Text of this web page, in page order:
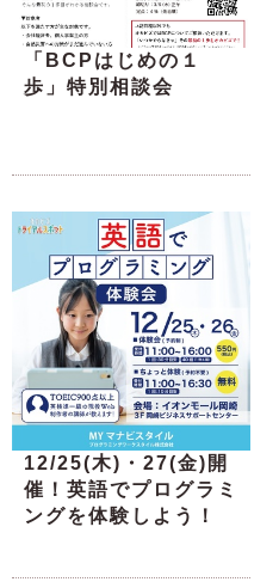
「BCPはじめの１
歩」特別相談会
12/25(木)・27(金)開
催！英語でプログラミ
ングを体験しよう！